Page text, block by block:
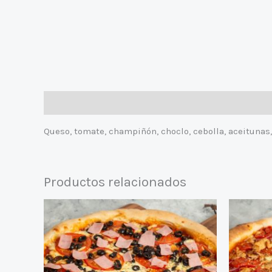
Queso, tomate, champiñón, choclo, cebolla,
Productos relacionados
Este
producto
tiene
múltiples
variantes.